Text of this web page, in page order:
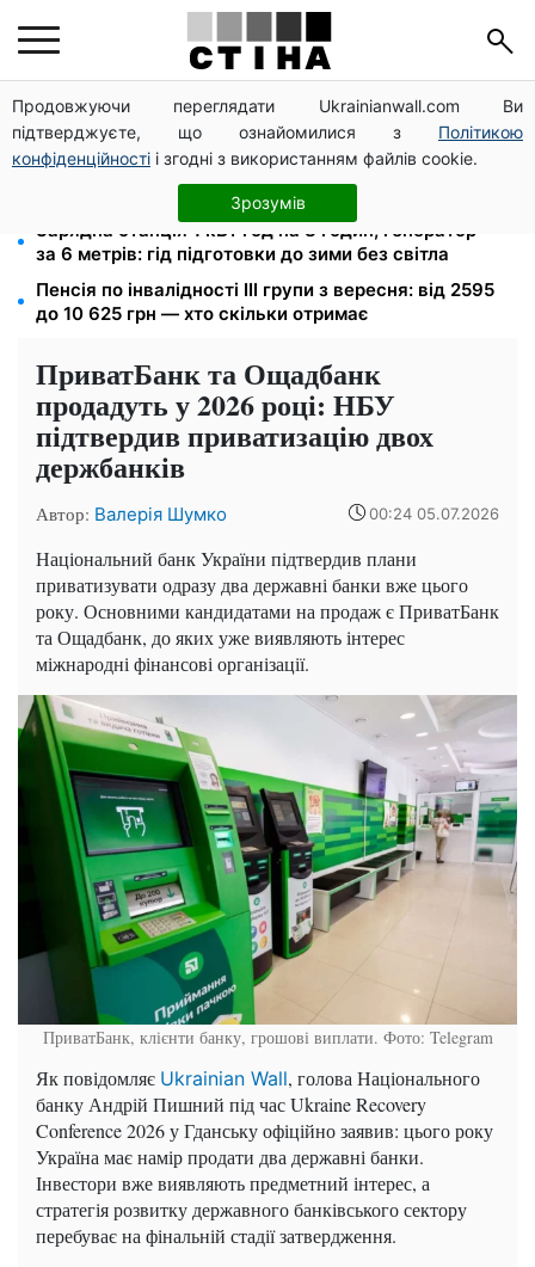
Продовжуючи переглядати Ukrainianwall.com Ви
підтверджуєте, що ознайомилися з Політикою
конфіденційності і згодні з використанням файлів cookie.
Зрозумів
Долар по 44,50 грн, євро — 51,34: курс валют у
банках 9 серпня
Посвідчення водія та техпаспорт відновлять
безкоштовно: умова від сервісних центрів МВС
Зарядна станція 1 кВт·год на 8 годин, генератор —
за 6 метрів: гід підготовки до зими без світла
Пенсія по інвалідності III групи з вересня: від 2595
до 10 625 грн — хто скільки отримає
ПриватБанк та Ощадбанк
продадуть у 2026 році: НБУ
підтвердив приватизацію двох
держбанків
Автор: Валерія Шумко 00:24 05.07.2026
Національний банк України підтвердив плани
приватизувати одразу два державні банки вже цього
року. Основними кандидатами на продаж є ПриватБанк
та Ощадбанк, до яких уже виявляють інтерес
міжнародні фінансові організації.
ПриватБанк, клієнти банку, грошові виплати. Фото: Telegram
Як повідомляє Ukrainian Wall, голова Національного
банку Андрій Пишний під час Ukraine Recovery
Conference 2026 у Гданську офіційно заявив: цього року
Україна має намір продати два державні банки.
Інвестори вже виявляють предметний інтерес, а
стратегія розвитку державного банківського сектору
перебуває на фінальній стадії затвердження.